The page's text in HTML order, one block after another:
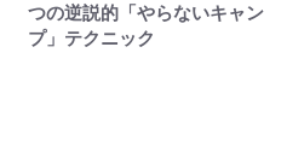
つの逆説的「やらないキャン
プ」テクニック